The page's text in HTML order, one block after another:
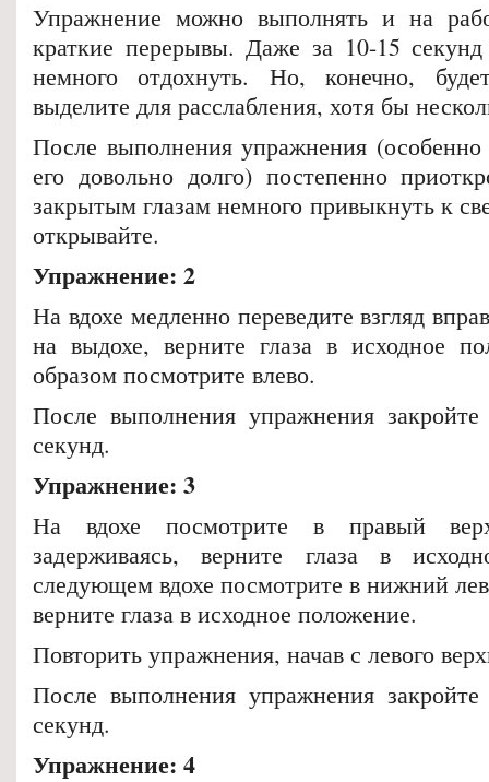
Упражнение можно выполнять и на
краткие перерывы. Даже за 10-15
немного отдохнуть. Но, конечно,
выделите для расслабления, хотя бы
После выполнения упражнения
его довольно долго) постепенно
закрытым глазам немного привыкнуть к
открывайте.
Упражнение: 2
На вдохе медленно переведите взгляд
на выдохе, верните глаза в исходное
образом посмотрите влево.
После выполнения упражнения закройте
секунд.
Упражнение: 3
На вдохе посмотрите в правый
задерживаясь, верните глаза в
следующем вдохе посмотрите в нижний
верните глаза в исходное положение.
Повторить упражнения, начав с левого
После выполнения упражнения закройте
секунд.
Упражнение: 4